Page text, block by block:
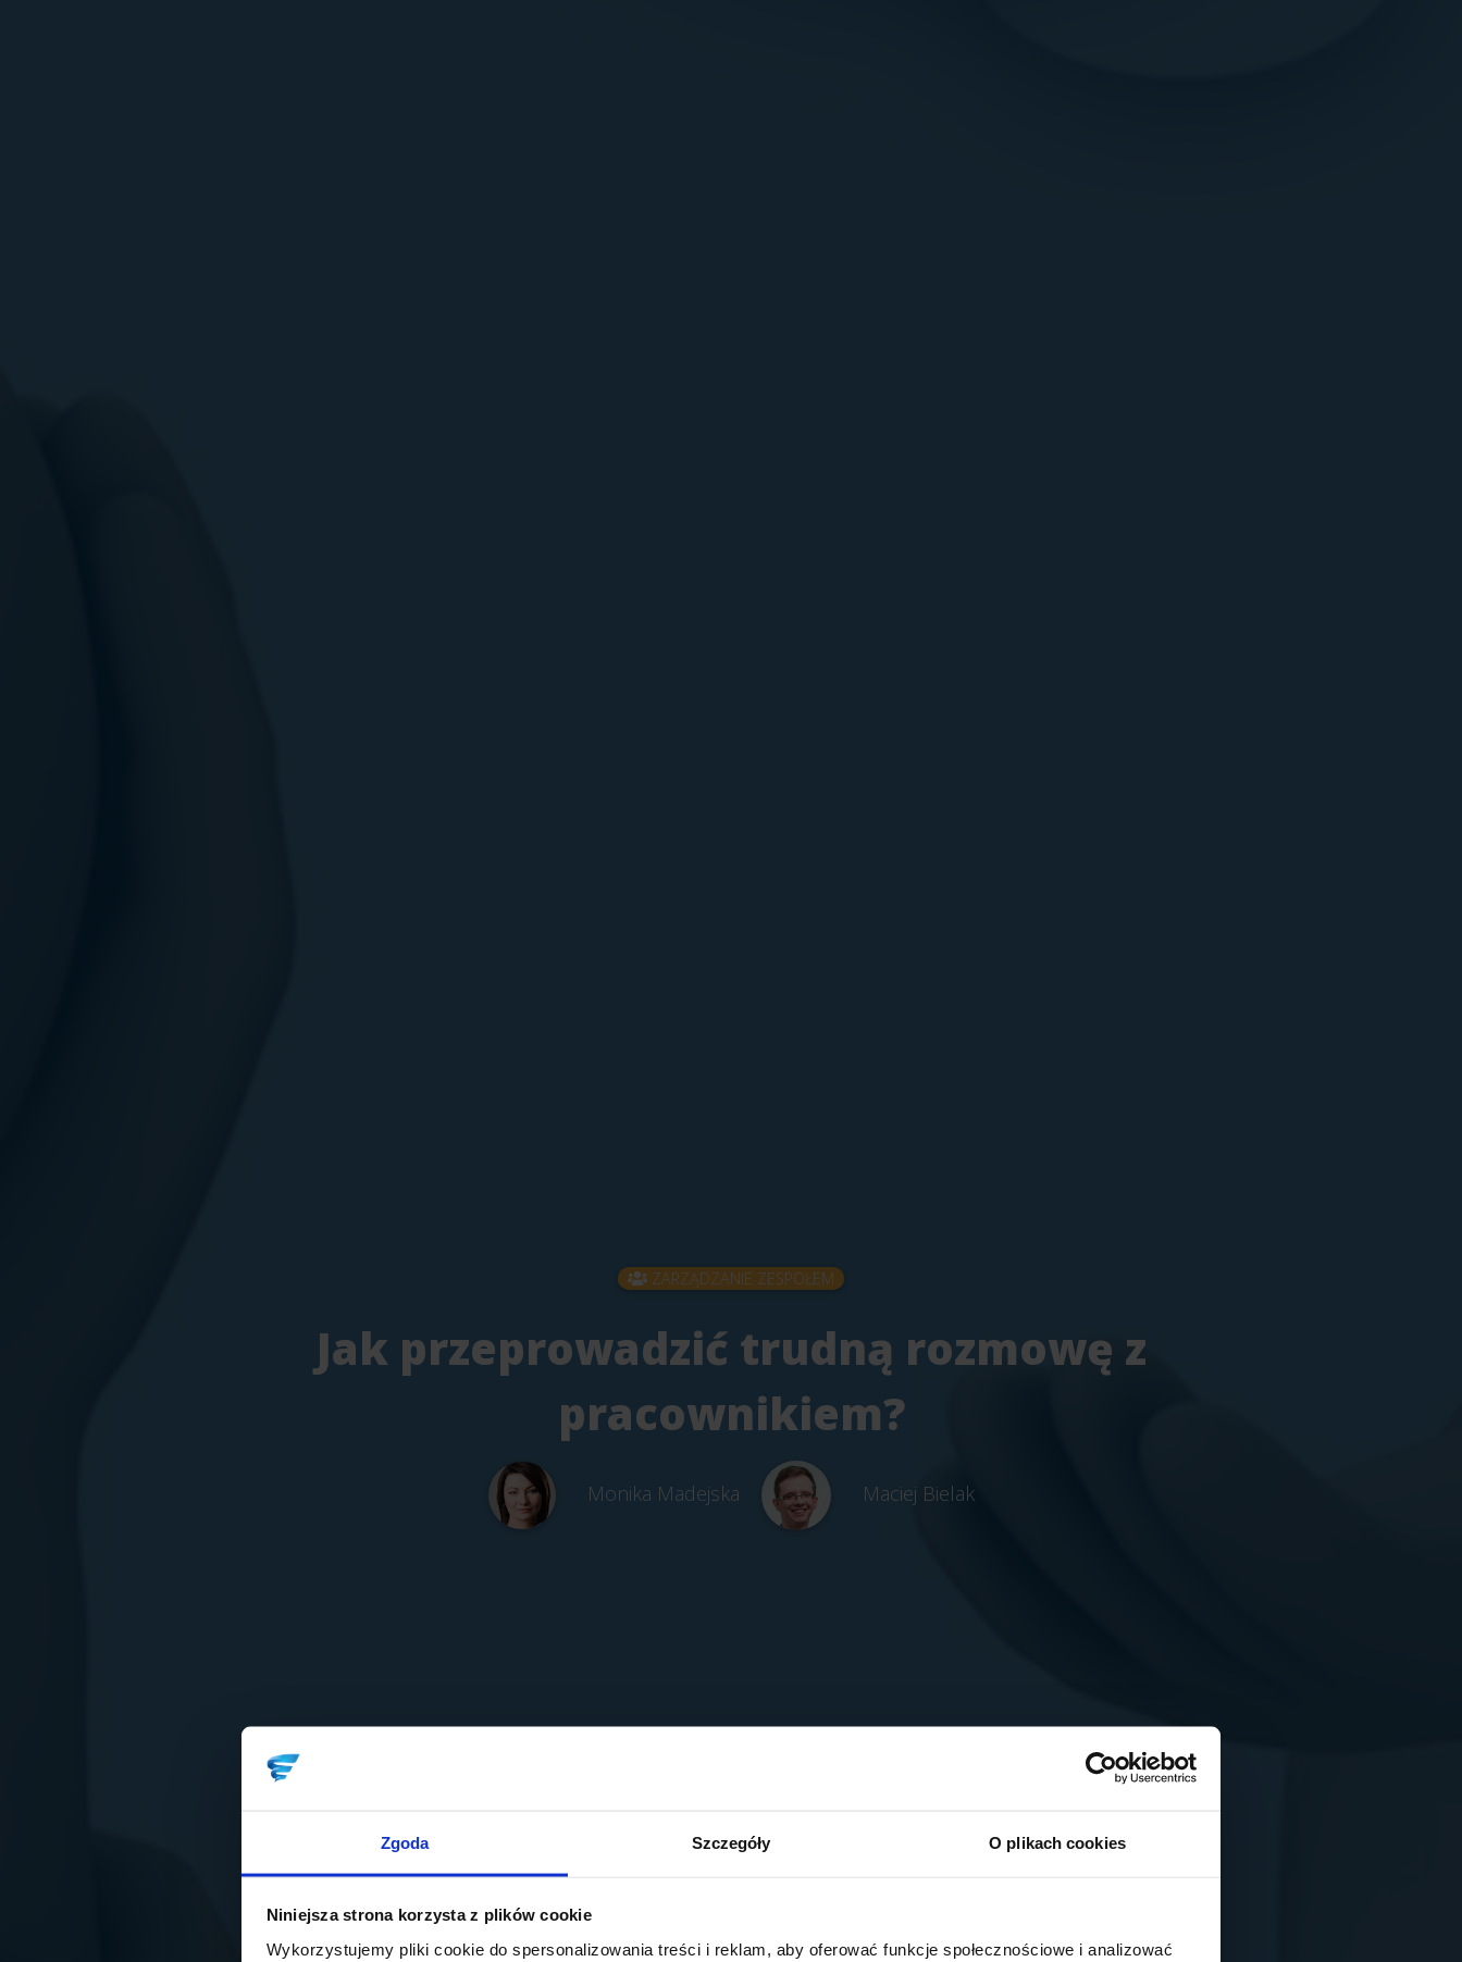
Zgoda Szczegóły O plikach cookies
Niniejsza strona korzysta z plików cookie
Wykorzystujemy pliki cookie do spersonalizowania treści i reklam, aby oferować funkcje społecznościowe i analizować
ZARZĄDZANIE ZESPOŁEM
Jak przeprowadzić trudną rozmowę z
pracownikiem?
Monika Madejska Maciej Bielak